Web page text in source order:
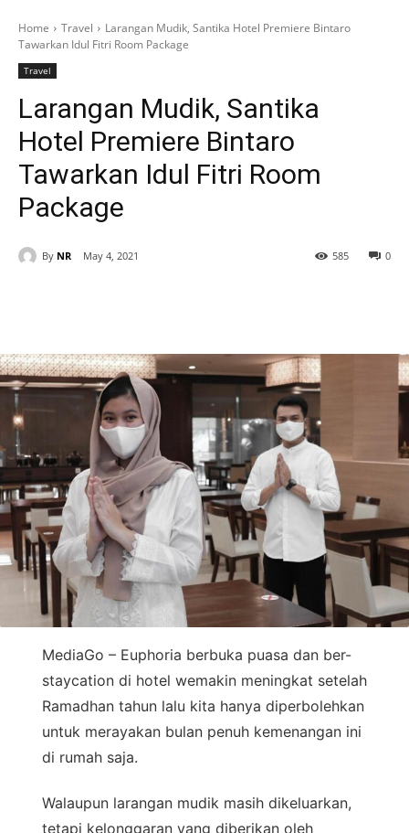
Home Travel
Larangan Mudik, Santika Hotel Premiere Bintaro
Tawarkan Idul Fitri Room Package
Travel
Larangan Mudik, Santika
Hotel Premiere Bintaro
Tawarkan Idul Fitri Room
Package
By NR May 4, 2021 0
585
MediaGo – Euphoria berbuka puasa dan ber-
staycation di hotel wemakin meningkat setelah
Ramadhan tahun lalu kita hanya diperbolehkan
untuk merayakan bulan penuh kemenangan ini
di rumah saja.
Walaupun larangan mudik masih dikeluarkan,
tetapi kelonggaran yang diberikan oleh